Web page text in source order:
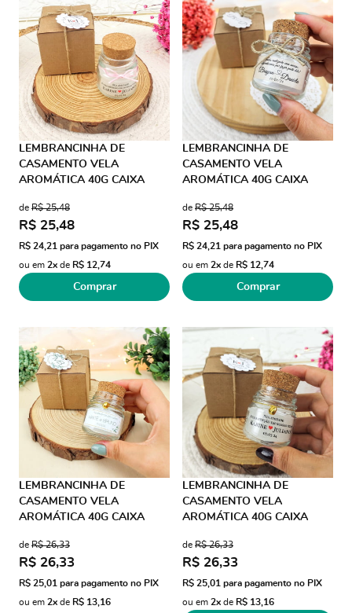
LEMBRANCINHA DE
CASAMENTO VELA
AROMÁTICA 40G CAIXA
TRANSPARENTE
de R$ 25,48
R$ 25,48
R$ 24,21 para pagamento no PIX
ou em 2x de R$ 12,74
Comprar
LEMBRANCINHA DE
CASAMENTO VELA
AROMÁTICA 40G CAIXA
de R$ 25,48
R$ 25,48
R$ 24,21 para pagamento no PIX
ou em 2x de R$ 12,74
Comprar
LEMBRANCINHA DE
CASAMENTO VELA
AROMÁTICA 40G CAIXA
de R$ 26,33
R$ 26,33
R$ 25,01 para pagamento no PIX
ou em 2x de R$ 13,16
LEMBRANCINHA DE
CASAMENTO VELA
AROMÁTICA 40G CAIXA
AD TRANSPARENTE
de R$ 26,33
R$ 26,33
R$ 25,01 para pagamento no PIX
ou em 2x de R$ 13,16